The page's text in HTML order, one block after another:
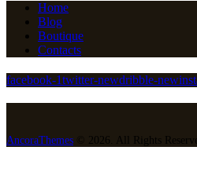
Home
Blog
Boutique
Contacts
facebook-1twitter-newdribble-new
AncoraThemes © 2026. All Rights